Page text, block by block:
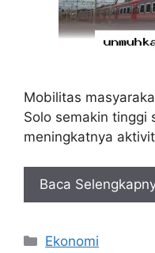
Mobilitas
Solo semakin tinggi
meningkatnya
Baca
Kategori
Ekonomi